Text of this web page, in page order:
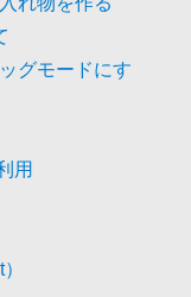
グモードにす
用